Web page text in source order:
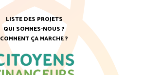
LISTE DES PROJETS
QUI SOMMES-NOUS ?
COMMENT ÇA MARCHE ?